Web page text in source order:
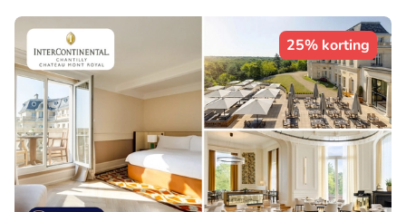
25% korting